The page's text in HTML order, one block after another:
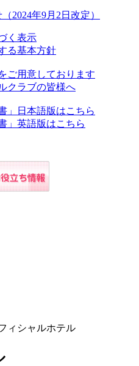
2024年9月2日改定）
く表示
る基本方針
ご用意しております
クラブの皆様へ
」日本語版はこちら
」英語版はこちら
ィシャルホテル